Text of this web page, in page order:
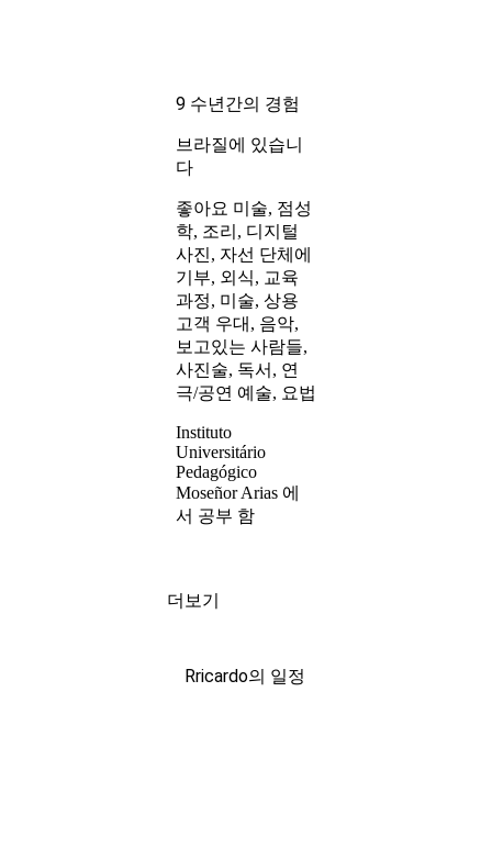
9 수년간의 경험
브라질에 있습니
다
좋아요 미술, 점성
학, 조리, 디지털
사진, 자선 단체에
기부, 외식, 교육
과정, 미술, 상용
고객 우대, 음악,
보고있는 사람들,
사진술, 독서, 연
극/공연 예술, 요법
Instituto
Universitário
Pedagógico
Moseñor Arias 에
서 공부 함
더보기
Rricardo의 일정